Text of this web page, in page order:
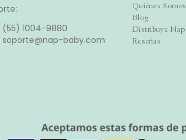
(55) 1004-9880
soporte@nap-baby.com
Quiénes Somos
Blog
Distribuye Nap
Reseñas